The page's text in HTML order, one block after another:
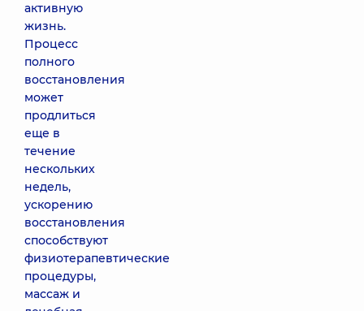
активную
жизнь.
Процесс
полного
восстановления
может
продлиться
еще в
течение
нескольких
недель,
ускорению
восстановления
способствуют
физиотерапевтические
процедуры,
массаж и